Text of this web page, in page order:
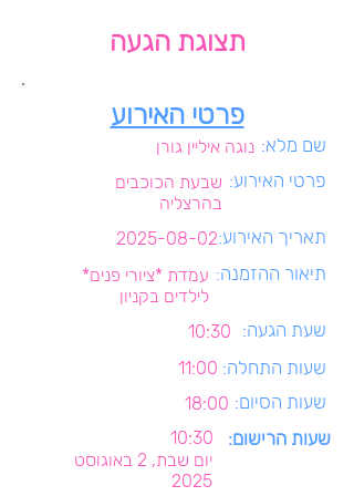
תצוגת הגעה
פרטי האירוע
נוגה איליין גורן שם מלא:
שבעת הכוכבים
בהרצליה
פרטי האירוע:
2025-08-02תאריך האירוע:
עמדת *ציורי פנים*
לילדים בקניון
תיאור ההזמנה:
10:30 שעת הגעה:
11:00 שעות התחלה:
18:00 שעות הסיום:
10:30 שעות הרישום:
יום שבת, 2 באוגוסט
2025